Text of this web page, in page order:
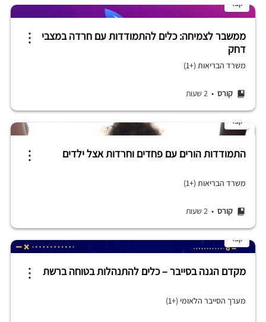
קצר
ממשבר לצמיחה: כלים להתמודדות עם חרדה במצבי
דחק
משרד הבריאות (+1)
קורס • 2 שעות
קצר
התמודדות הורים עם פחדים וחרדות אצל ילדים
משרד הבריאות (+1)
קורס • 2 שעות
קצר
מקדם הגנה בסייבר – כלים להתנהלות בטוחה ברשת
מערך הסייבר הלאומי (+1)